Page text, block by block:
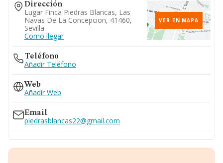
Dirección
Lugar Finca Piedras Blancas, Las
Navas De La Concepcion, 41460,
Sevilla
Como llegar
VER EN MAPA
Teléfono
Añadir Teléfono
Web
Añadir Web
Email
piedrasblancas22@gmail.com